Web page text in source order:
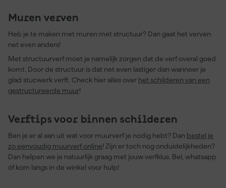
Muren verven
Heb je te maken met muren met structuur? Dan gaat het verven
net even anders!
Met structuurverf moet je namelijk zorgen dat de verf overal goed
komt. Door de structuur is dat net even lastiger dan wanneer je
glad stucwerk verft. Check hier alles over het schilderen van een
gestructureerde muur!
Verftips voor binnen schilderen
Ben je er al aan uit wat voor muurverf je nodig hebt? Dan bestel je
zo eenvoudig muurverf online! Zijn er toch nog onduidelijkheden?
Dan helpen we je natuurlijk graag met jouw verfklus. Bel, whatsapp
óf kom langs in de winkel voor hulp!